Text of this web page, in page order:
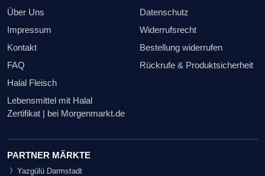
Über Uns
Impressum
Kontakt
FAQ
Halal Fleisch
Lebensmittel mit Halal
Zertifikat | bei Morgenmarkt.de
Datenschutz
Widerrufsrecht
Bestellung widerrufen
Rückrufe & Produktsicherheit
PARTNER MÄRKTE
Yazgülü Darmstadt